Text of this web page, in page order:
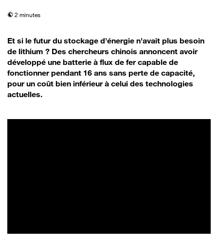
temps de lecture
2 minutes
Et si le futur du stockage d'énergie n'avait plus besoin
de lithium ? Des chercheurs chinois annoncent avoir
développé une batterie à flux de fer capable de
fonctionner pendant 16 ans sans perte de capacité,
pour un coût bien inférieur à celui des technologies
actuelles.